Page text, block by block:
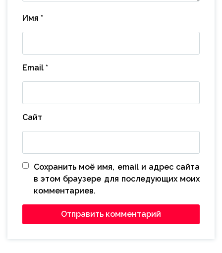
Имя *
Email *
Сайт
Сохранить моё имя, email и адрес сайта
в этом браузере для последующих моих
комментариев.